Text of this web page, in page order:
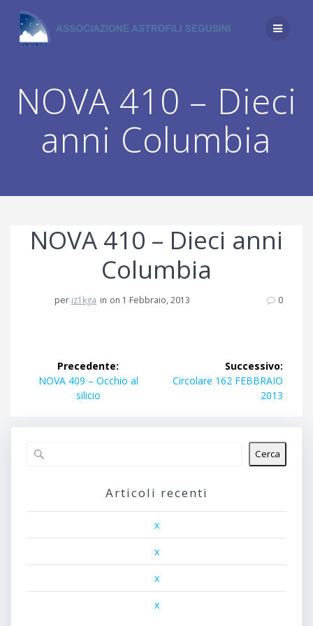
contenuto
NOVA 410 – Dieci
anni Columbia
NOVA 410 – Dieci anni
Columbia
per iz1kga in on 1 Febbraio, 2013 0
Navigazione
articoli
Precedente:
Articolo
precedente:
NOVA 409 – Occhio al
silicio
Successivo:
Articolo
Circolare 162 FEBBRAIO
2013
Cerca
Articoli recenti
x
x
x
x